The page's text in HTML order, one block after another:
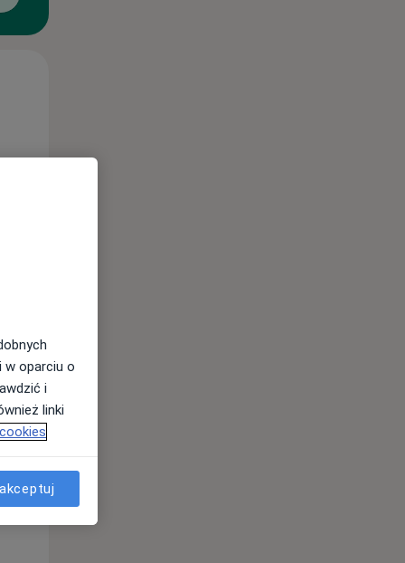
Wt,
11 Sie
w oparciu o
i
linki